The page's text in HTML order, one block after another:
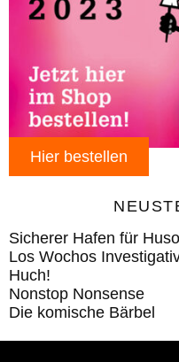
Hier bestellen
Sicherer Hafen für
Los Wochos
Huch!
Nonstop Nonsense
Die komische Bärbel